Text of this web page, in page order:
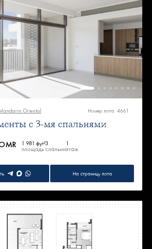
Oriental Номер лота: 4661
с 3-мя спальнями
1 981 фут²
площадь
3
спальни
1
этаж
На страницу лота